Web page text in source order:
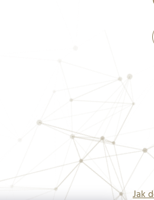
Jak